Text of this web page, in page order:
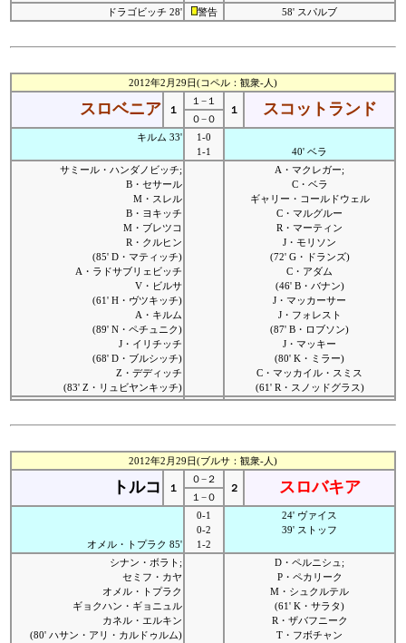
ドラゴビッチ 28' 警告 58' スパルブ
2012年2月29日(コペル：観衆-人)
スロベニア １
１−１
１
スコットランド
０−０
キルム 33'
1-0
1-1
40' ベラ
サミール・ハンダノビッチ;
B・セサール
M・スレル
B・ヨキッチ
M・ブレツコ
R・クルヒン
(85' D・マティッチ)
A・ラドサブリェビッチ
V・ビルサ
(61' H・ヴツキッチ)
A・キルム
(89' N・ペチュニク)
J・イリチッチ
(68' D・ブルシッチ)
Z・デディッチ
(83' Z・リュビヤンキッチ)
A・マクレガー;
C・ベラ
ギャリー・コールドウェル
C・マルグルー
R・マーティン
J・モリソン
(72' G・ドランズ)
C・アダム
(46' B・バナン)
J・マッカーサー
J・フォレスト
(87' B・ロブソン)
J・マッキー
(80' K・ミラー)
C・マッカイル・スミス
(61' R・スノッドグラス)
2012年2月29日(ブルサ：観衆-人)
トルコ １
０−２
２
スロバキア
１−０
オメル・トプラク 85'
0-1
0-2
1-2
24' ヴァイス
39' ストッフ
シナン・ボラト;
セミフ・カヤ
オメル・トプラク
ギョクハン・ギョニュル
カネル・エルキン
(80' ハサン・アリ・カルドゥルム)
D・ペルニシュ;
P・ペカリーク
M・シュクルテル
(61' K・サラタ)
R・ザバフニーク
T・フボチャン